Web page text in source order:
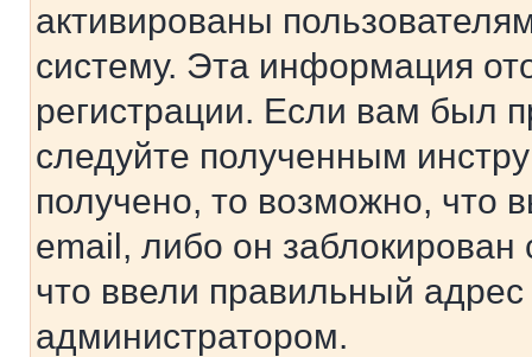
активированы
систему. Эта информация
регистрации. Если вам был
следуйте полученным
получено, то возможно, что
email, либо он
что ввели правильный адрес
администратором.